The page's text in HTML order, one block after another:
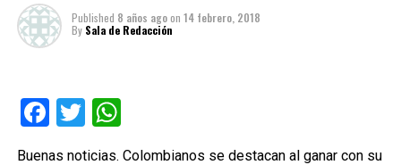
Published 8 años agoon 14 febrero, 2018
By Sala de Redacción
Facebook
TwitterWhatsApp
Buenas noticias. Colombianos se destacan al ganar con su